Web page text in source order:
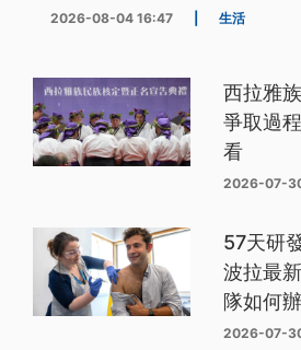
2026-08-04 16:47 生活
西拉雅
爭取過
看
2026-07-
57天研
波拉最
隊如何
2026-07-